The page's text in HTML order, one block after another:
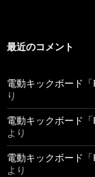
最近のコメント
電動キックボード
り
電動キックボード
より
電動キックボード
より